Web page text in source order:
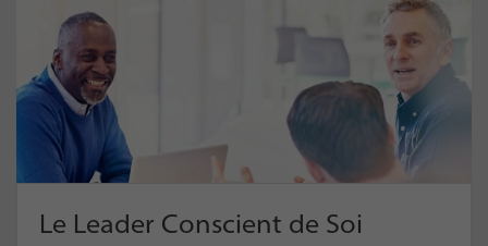
Le Leader Conscient de Soi